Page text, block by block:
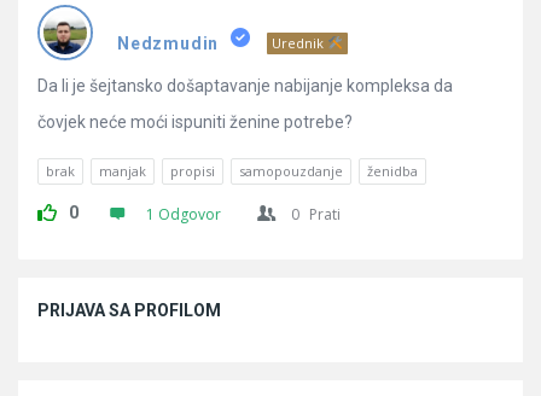
Pitanja
Nedzmudin Urednik
Da li je šejtansko došaptavanje nabijanje kompleksa da
čovjek neće moći ispuniti ženine potrebe?
brak manjak propisi samopouzdanje ženidba
0 1 Odgovor 0 Prati
PRIJAVA SA PROFILOM